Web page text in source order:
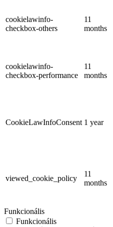
cookielawinfo-
checkbox-others
11
months
cookielawinfo-
checkbox-performance
11
months
CookieLawInfoConsent 1 year
viewed_cookie_policy
11
months
Funkcionális
Funkcionális